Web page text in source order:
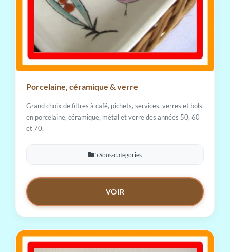
Porcelaine, céramique & verre
Grand choix de filtres à café, pichets, services, verres et bols
en porcelaine, céramique, métal et verre des années 50, 60
et 70.
5 Sous-catégories
VOIR